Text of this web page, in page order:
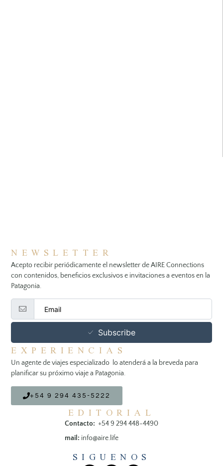
NEWSLETTER
Acepto recibir periódicamente el newsletter de AIRE Connections
con contenidos, beneficios exclusivos e invitaciones a eventos en la
Patagonia.
Subscribe
EXPERIENCIAS
Un agente de viajes especializado lo atenderá a la breveda para
planificar su próximo viaje a Patagonia.
+54 9 294 435-5222
EDITORIAL
Contacto: +54 9 294 448-4490
mail: info@aire.life
SIGUENOS